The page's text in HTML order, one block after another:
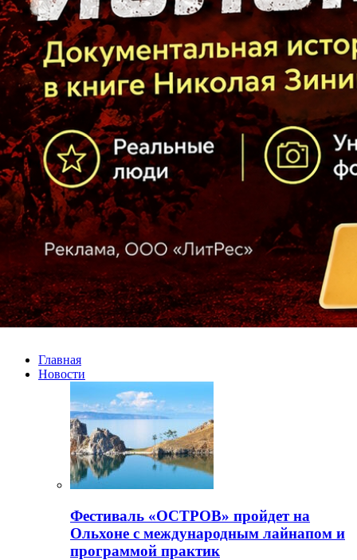
Главная
Новости
Фестиваль «ОСТРОВ» пройдет на
Ольхоне с международным лайнапом и
программой практик